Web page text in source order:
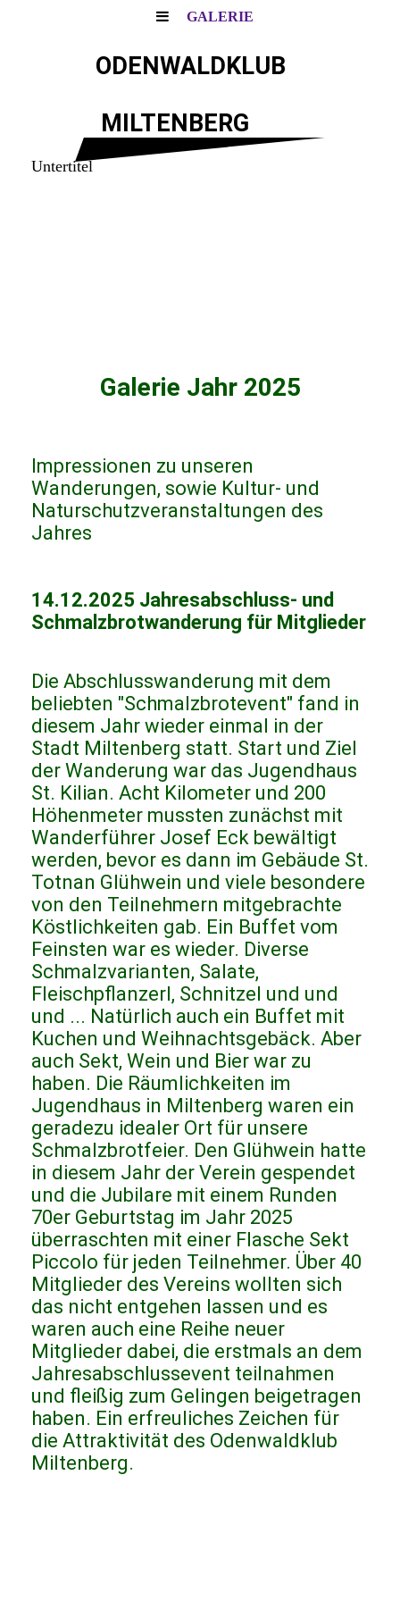
GALERIE
ODENWALDKLUB
MILTENBERG
Untertitel
Galerie Jahr 2025
Impressionen zu unseren
Wanderungen, sowie Kultur- und
Naturschutzveranstaltungen des
Jahres
14.12.2025 Jahresabschluss- und
Schmalzbrotwanderung für Mitglieder
Die Abschlusswanderung mit dem
beliebten "Schmalzbrotevent" fand in
diesem Jahr wieder einmal in der
Stadt Miltenberg statt. Start und Ziel
der Wanderung war das Jugendhaus
St. Kilian. Acht Kilometer und 200
Höhenmeter mussten zunächst mit
Wanderführer Josef Eck bewältigt
werden, bevor es dann im Gebäude St.
Totnan Glühwein und viele besondere
von den Teilnehmern mitgebrachte
Köstlichkeiten gab. Ein Buffet vom
Feinsten war es wieder. Diverse
Schmalzvarianten, Salate,
Fleischpflanzerl, Schnitzel und und
und ... Natürlich auch ein Buffet mit
Kuchen und Weihnachtsgebäck. Aber
auch Sekt, Wein und Bier war zu
haben. Die Räumlichkeiten im
Jugendhaus in Miltenberg waren ein
geradezu idealer Ort für unsere
Schmalzbrotfeier. Den Glühwein hatte
in diesem Jahr der Verein gespendet
und die Jubilare mit einem Runden
70er Geburtstag im Jahr 2025
überraschten mit einer Flasche Sekt
Piccolo für jeden Teilnehmer. Über 40
Mitglieder des Vereins wollten sich
das nicht entgehen lassen und es
waren auch eine Reihe neuer
Mitglieder dabei, die erstmals an dem
Jahresabschlussevent teilnahmen
und fleißig zum Gelingen beigetragen
haben. Ein erfreuliches Zeichen für
die Attraktivität des Odenwaldklub
Miltenberg.